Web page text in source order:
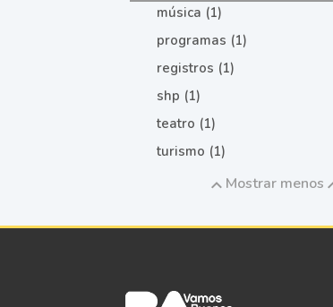
música (1)
programas (1)
registros (1)
shp (1)
teatro (1)
turismo (1)
Mostrar menos